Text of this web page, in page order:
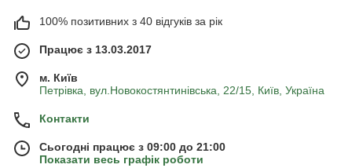
100% позитивних з 40 відгуків за рік
Працює з 13.03.2017
м. Київ
Петрівка, вул.Новокостянтинівська, 22/15, Київ, Україна
Контакти
Сьогодні працює з 09:00 до 21:00
Показати весь графік роботи